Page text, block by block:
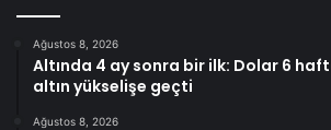
Ağustos 8, 2026
Altında 4 ay sonra bir ilk: Dolar 6
altın yükselişe geçti
Ağustos 8, 2026